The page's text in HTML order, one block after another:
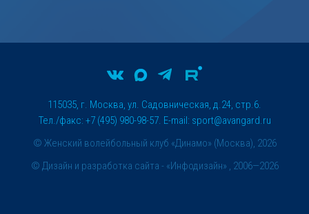
© Женский волейбольный клуб «Динамо» (Москва), 2026
115035, г. Москва, ул. Садовническая, д.24, стр.6.
Тел./факс: +7 (495) 980-98-57. E-mail: sport@avangard.ru
© Дизайн и разработка сайта - «Инфодизайн» , 2006—2026